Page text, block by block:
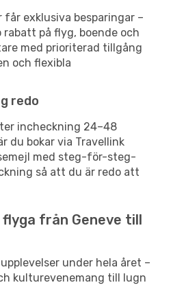
får exklusiva besparingar –
på flyg, boende och
med prioriterad tillgång
och flexibla
redo
incheckning 24–48
du bokar via Travellink
med steg-för-steg-
så att du är redo att
från Geneve till
under hela året –
kulturevenemang till lugn